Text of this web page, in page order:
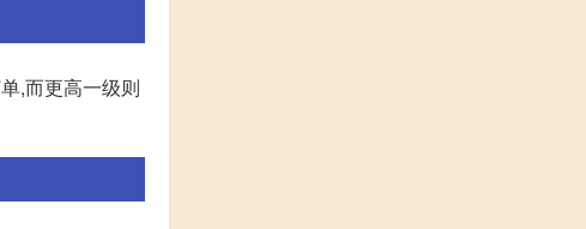
,而更高一级则